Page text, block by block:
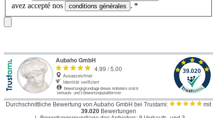
avez accepté nos
conditions générales . *
Durchschnittliche Bewertung von Aubaho GmbH bei Trustami:
mit
39.020 Bewertungen